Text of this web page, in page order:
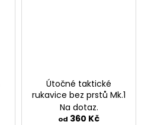
Útočné taktické
rukavice bez prstů Mk.1
Na dotaz.
od 360 Kč